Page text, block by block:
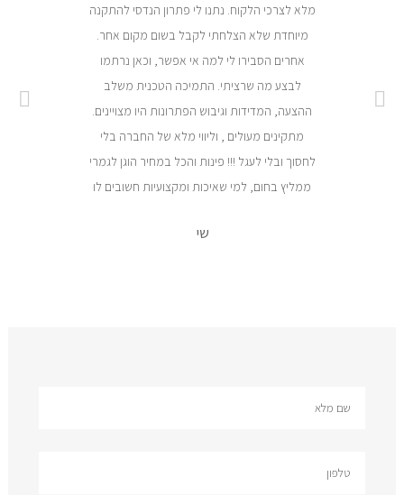
מלא לצרכי הלקוח. נתנו לי פתרון הנדסי להתקנה
מיוחדת שלא הצלחתי לקבל בשום מקום אחר.
אחרים הסבירו לי למה אי אפשר, וכאן נרתמו
לבצע מה שרציתי. התמיכה הטכנית משלב
ההצעה, המדידות וגיבוש הפתרונות היו מצויינים.
מתקינים מעולים , וליווי מלא של החברה בלי
לחסוך ובלי לעגל !!! פינות והכל במחיר הוגן לגמרי
ממליץ בחום, למי שאיכות ומקצועיות חשובים לו
שי